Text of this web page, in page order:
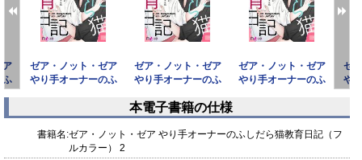
ア
ふ
ゼア・ノット・ゼア
やり手オーナーのふ
ゼア・ノット・ゼア
やり手オーナーのふ
（フル
ゼア・ノット・ゼア
やり手オーナーのふ
ゼ
や
prev next
本電子書籍の仕様
書籍名:ゼア・ノット・ゼア やり手オーナーのふしだら猫教育日記（フ
ルカラー） 2